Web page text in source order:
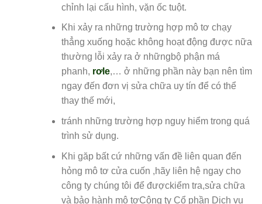
chỉnh lại cấu hình, vặn ốc tuột.
Khi xảy ra những trường hợp mô tơ chạy
thẳng xuống hoặc không hoạt động được nữa
thường lỗi xảy ra ở nhữngbộ phận má
phanh, rơle,… ở những phần này bạn nên tìm
ngay đến đơn vị sửa chữa uy tín để có thể
thay thế mới,
tránh những trường hợp nguy hiểm trong quá
trình sử dụng.
Khi găp bất cứ những vấn đề liên quan đến
hỏng mô tơ cửa cuốn ,hãy liên hệ ngay cho
công ty chúng tôi để đượckiểm tra,sửa chữa
và bảo hành mô tơCông ty Cổ phần Dịch vụ